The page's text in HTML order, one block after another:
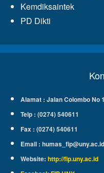
Kemdiksaintek
PD Dikti
Alamat : Jalan Colombo No
Telp : (0274) 540611
Fax : (0274) 540611
Email : humas_fip@uny.ac.id
Website: http://fip.uny.ac.id